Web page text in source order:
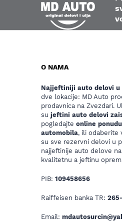
O NAMA
Najjeftiniji auto delovi u
dve lokacije: MD Auto
prodavnica na Zvezdari.
su jeftini auto delovi
pogledajte online
automobila, ili odaberite
su sve rezervni delovi u
najjeftinije auto delove
kvalitetnu a jeftinu
PIB: 109458656
Raiffeisen banka TR:
Email: